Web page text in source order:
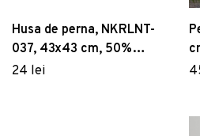
Husa de perna, NKRLNT-
037, 43x43 cm, 50%
bumbac / 50% poliester,
24 lei